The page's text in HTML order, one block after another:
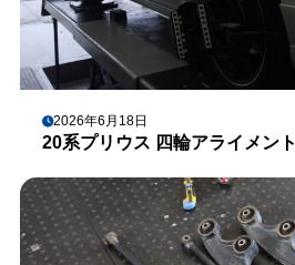
2026年6月18日
20系プリウス 四輪アライメント